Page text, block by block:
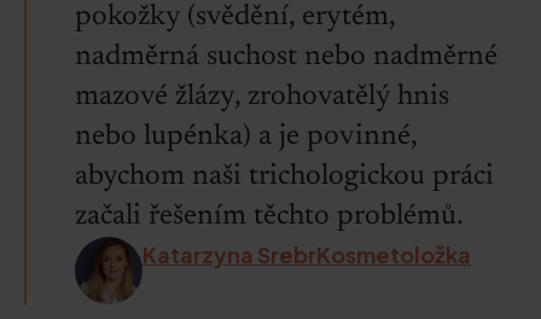
pokožky (svědění, erytém,
nadměrná suchost nebo nadměrné
mazové žlázy, zrohovatělý hnis
nebo lupénka) a je povinné,
abychom naši trichologickou práci
začali řešením těchto problémů.
Katarzyna SrebrKosmetoložka